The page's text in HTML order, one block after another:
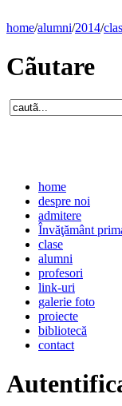
home/alumni/2014/
Cãutare
home
despre noi
admitere
Învăţământ
clase
alumni
profesori
link-uri
galerie foto
proiecte
bibliotecă
contact